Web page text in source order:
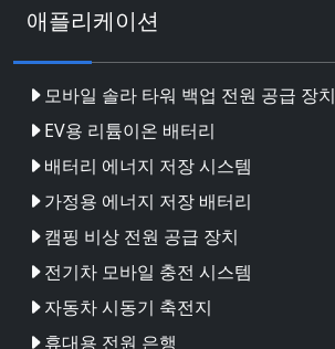
애플리케이션
모바일 솔라 타워 백업 전원 공급 장치
EV용 리튬이온 배터리
배터리 에너지 저장 시스템
가정용 에너지 저장 배터리
캠핑 비상 전원 공급 장치
전기차 모바일 충전 시스템
자동차 시동기 축전지
휴대용 전원 은행